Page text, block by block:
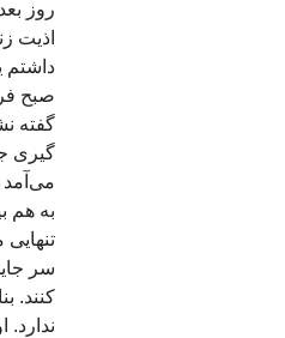
روز
اذیت
داشتم
صبح
گفته
گیری
می‌آمد
به هم
سر
کنند.